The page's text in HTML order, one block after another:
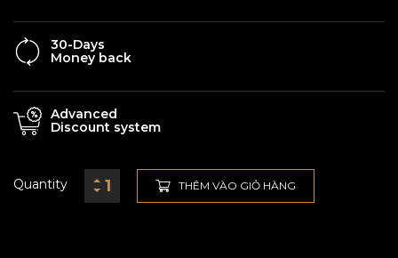
30-Days
Money back
Advanced
Discount system
Quantity THÊM VÀO GIỎ HÀNG